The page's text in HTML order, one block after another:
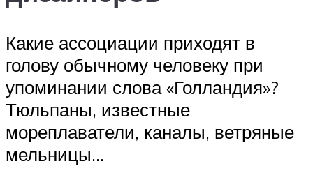
Какие ассоциации приходят в
голову обычному человеку при
упоминании слова «Голландия»?
Тюльпаны, известные
мореплаватели, каналы, ветряные
мельницы…